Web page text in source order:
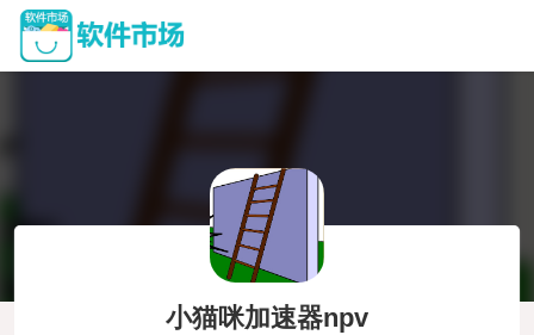
小猫咪加速器npv